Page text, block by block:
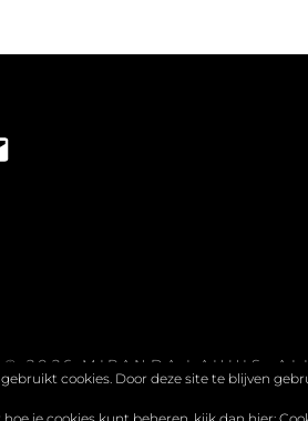
© 2026 MIRANDA LAHUIS .
gebruikt cookies. Door deze site te blijven